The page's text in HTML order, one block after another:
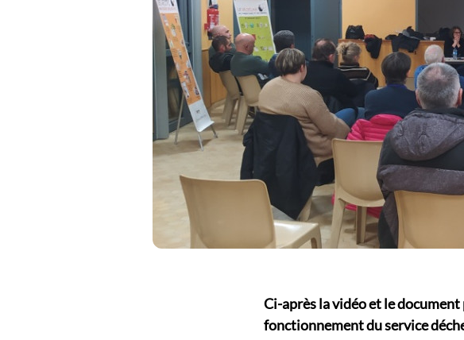
Ci-après la vidéo et le
fonctionnement du service